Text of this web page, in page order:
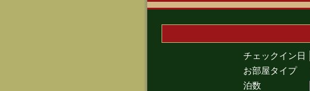
チェックイン日
お部屋タイプ
泊数